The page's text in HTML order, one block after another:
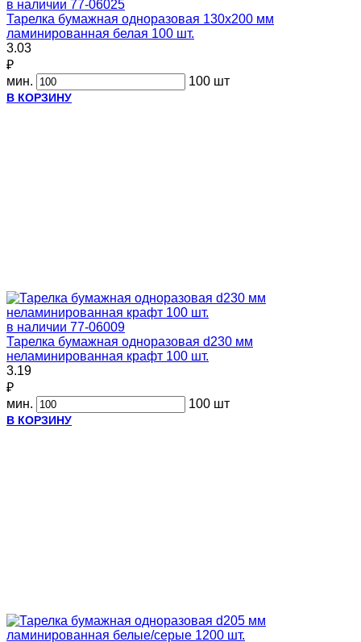
в наличии 77-06025
Тарелка бумажная одноразовая 130х200 мм
ламинированная белая 100 шт.
3.03
₽
мин.
100 шт
В КОРЗИНУ
в наличии 77-06009
Тарелка бумажная одноразовая d230 мм
неламинированная крафт 100 шт.
3.19
₽
мин.
100 шт
В КОРЗИНУ